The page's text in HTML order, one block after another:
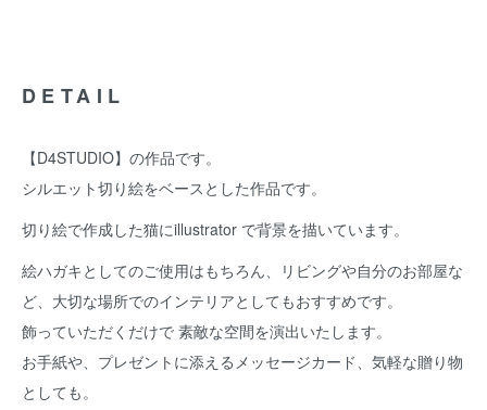
DETAIL
【D4STUDIO】の作品です。
シルエット切り絵をベースとした作品です。
切り絵で作成した猫にillustrator で背景を描いています。
絵ハガキとしてのご使用はもちろん、リビングや自分のお部屋な
ど、大切な場所でのインテリアとしてもおすすめです。
飾っていただくだけで 素敵な空間を演出いたします。
お手紙や、プレゼントに添えるメッセージカード、気軽な贈り物
としても。